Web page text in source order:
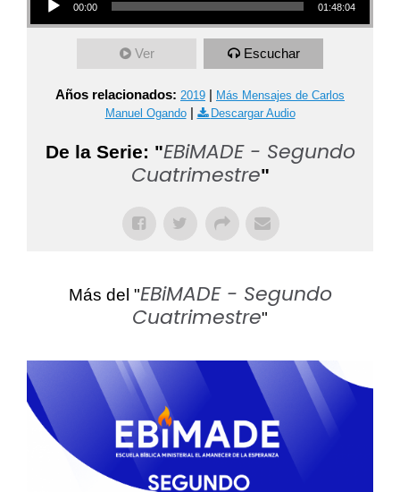
00:00 01:48:04
Ver Escuchar
Años relacionados: 2019 | Más Mensajes de Carlos
Manuel Ogando| Descargar Audio
De la Serie: "EBiMADE - Segundo
Cuatrimestre"
Más del "EBiMADE - Segundo
Cuatrimestre"